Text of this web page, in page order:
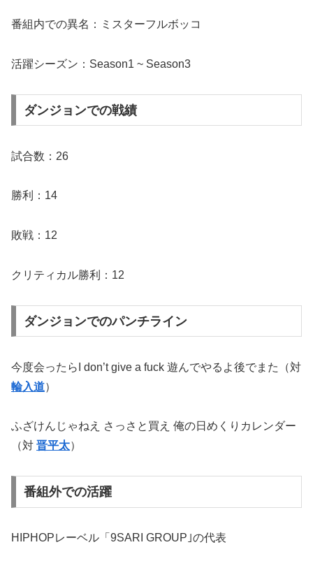
番組内での異名：ミスターフルボッコ
活躍シーズン：Season1 ~ Season3
ダンジョンでの戦績
試合数：26
勝利：14
敗戦：12
クリティカル勝利：12
ダンジョンでのパンチライン
今度会ったらI don’t give a fuck 遊んでやるよ後でまた（対
輪入道）
ふざけんじゃねえ さっさと買え 俺の日めくりカレンダー
（対 晋平太）
番組外での活躍
HIPHOPレーベル「9SARI GROUP｣の代表